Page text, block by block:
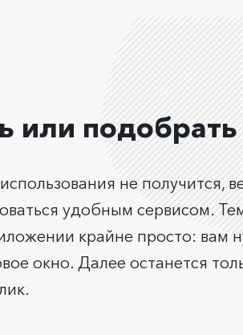
или подобрать
не получится,
удобным сервисом.
крайне просто: вам
окно. Далее останется